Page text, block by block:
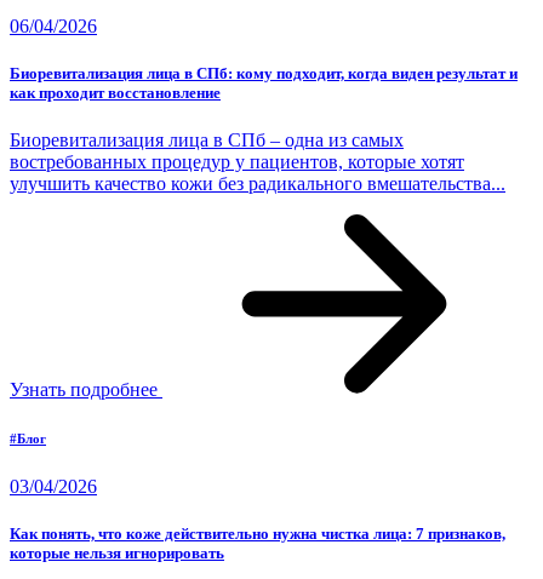
06/04/2026
Биоревитализация лица в СПб: кому подходит, когда виден результат и
как проходит восстановление
Биоревитализация лица в СПб – одна из самых
востребованных процедур у пациентов, которые хотят
улучшить качество кожи без радикального вмешательства...
Узнать подробнее
#Блог
03/04/2026
Как понять, что коже действительно нужна чистка лица: 7 признаков,
которые нельзя игнорировать